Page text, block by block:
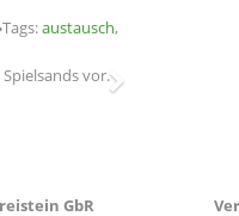
Tags:austausch,
vor.
GbR